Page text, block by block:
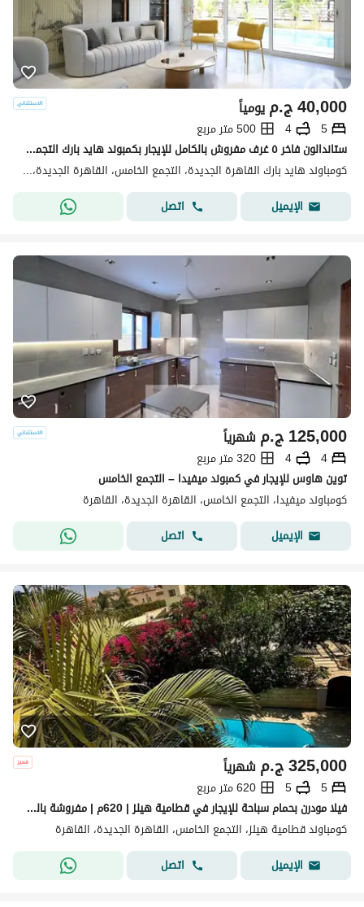
ج.م40,000 يومياً
5
4
500 متر مربع
ستاندالون فاخر ٥ غرف مفروش بالكامل للإيجار بكمبوند هايد بارك التجمع الخامس بالقاهرة الجديدة
كومباوند هايد بارك القاهرة الجديدة، التجمع الخامس، القاهرة الجديدة، القاهرة
الإيميل
اتصل
ج.م125,000 شهرياً
4
4
320 متر مربع
توين هاوس للإيجار في كمبوند ميفيدا – التجمع الخامس
كومباوند ميفيدا، التجمع الخامس، القاهرة الجديدة، القاهرة
الإيميل
اتصل
ج.م325,000 شهرياً
5
5
620 متر مربع
فيلا مودرن بحمام سباحة للإيجار في قطامية هيلز | 620م | مفروشة بالكامل | 5 غرف نوم
كومباوند قطامية هيلز، التجمع الخامس، القاهرة الجديدة، القاهرة
الإيميل
اتصل